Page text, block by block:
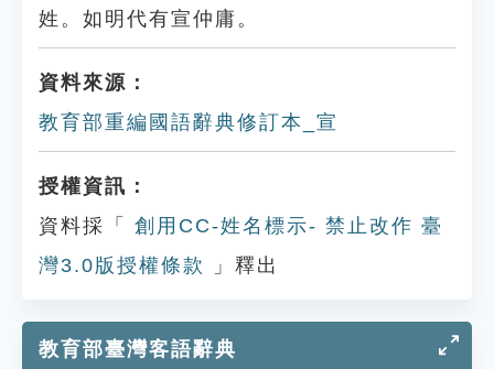
姓。如明代有宣仲庸。
資料來源：
教育部重編國語辭典修訂本_宣
授權資訊：
資料採「
創用CC-姓名標示- 禁止改作 臺
灣3.0版授權條款
」釋出
教育部臺灣客語辭典